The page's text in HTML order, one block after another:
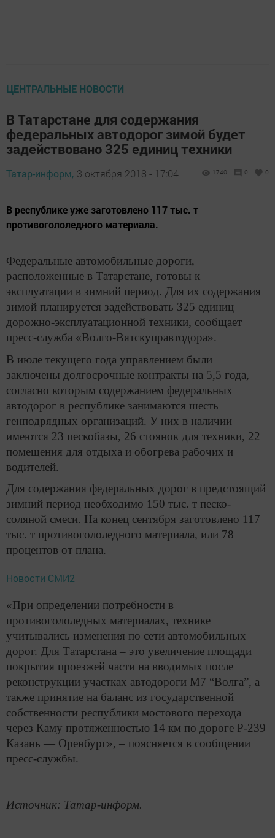
ЦЕНТРАЛЬНЫЕ НОВОСТИ
В Татарстане для содержания
федеральных автодорог зимой будет
задействовано 325 единиц техники
Татар-информ, 3 октября 2018 - 17:04 1740 0 0
В республике уже заготовлено 117 тыс. т
противогололедного материала.
Федеральные автомобильные дороги,
расположенные в Татарстане, готовы к
эксплуатации в зимний период. Для их содержания
зимой планируется задействовать 325 единиц
дорожно-эксплуатационной техники, сообщает
пресс-служба «Волго-Вятскуправтодора».
В июле текущего года управлением были
заключены долгосрочные контракты на 5,5 года,
согласно которым содержанием федеральных
автодорог в республике занимаются шесть
генподрядных организаций. У них в наличии
имеются 23 пескобазы, 26 стоянок для техники, 22
помещения для отдыха и обогрева рабочих и
водителей.
Для содержания федеральных дорог в предстоящий
зимний период необходимо 150 тыс. т песко-
соляной смеси. На конец сентября заготовлено 117
тыс. т противогололедного материала, или 78
процентов от плана.
Новости СМИ2
«При определении потребности в
противогололедных материалах, технике
учитывались изменения по сети автомобильных
дорог. Для Татарстана – это увеличение площади
покрытия проезжей части на вводимых после
реконструкции участках автодороги М7 “Волга”, а
также принятие на баланс из государственной
собственности республики мостового перехода
через Каму протяженностью 14 км по дороге Р-239
Казань — Оренбург», – поясняется в сообщении
пресс-службы.
Источник: Татар-информ.